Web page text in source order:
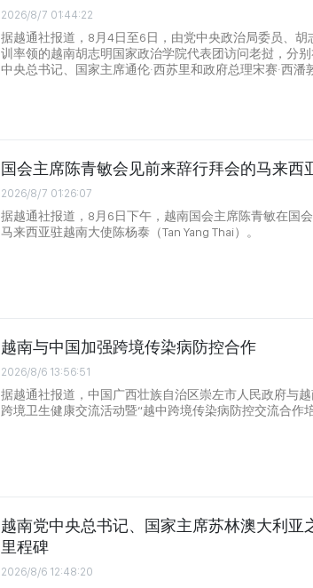
2026/8/7 01:44:22
据越通社报道，8月4日至6日，由党中央政治局委员、胡
训率领的越南胡志明国家政治学院代表团访问老挝，分
中央总书记、国家主席通伦·西苏里和政府总理宋赛·西潘
国会主席陈青敏会见前来辞行拜会的马来西
2026/8/7 01:26:07
据越通社报道，8月6日下午，越南国会主席陈青敏在国
马来西亚驻越南大使陈杨泰（Tan Yang Thai）。
越南与中国加强跨境传染病防控合作
2026/8/6 13:56:51
据越通社报道，中国广西壮族自治区崇左市人民政府与
跨境卫生健康交流活动暨“越中跨境传染病防控交流合作
越南党中央总书记、国家主席苏林澳大利亚
里程碑
2026/8/6 12:48:20